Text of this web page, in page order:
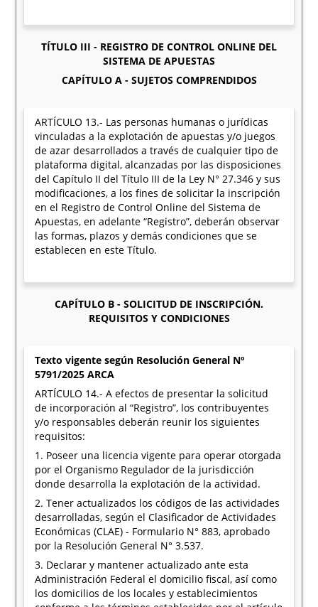
TÍTULO III - REGISTRO DE CONTROL ONLINE DEL
SISTEMA DE APUESTAS
CAPÍTULO A - SUJETOS COMPRENDIDOS
ARTÍCULO 13.- Las personas humanas o jurídicas
vinculadas a la explotación de apuestas y/o juegos
de azar desarrollados a través de cualquier tipo de
plataforma digital, alcanzadas por las disposiciones
del Capítulo II del Título III de la Ley N° 27.346 y sus
modificaciones, a los fines de solicitar la inscripción
en el Registro de Control Online del Sistema de
Apuestas, en adelante “Registro”, deberán observar
las formas, plazos y demás condiciones que se
establecen en este Título.
CAPÍTULO B - SOLICITUD DE INSCRIPCIÓN.
REQUISITOS Y CONDICIONES
Texto vigente según Resolución General Nº
5791/2025 ARCA
ARTÍCULO 14.- A efectos de presentar la solicitud
de incorporación al “Registro”, los contribuyentes
y/o responsables deberán reunir los siguientes
requisitos:
1. Poseer una licencia vigente para operar otorgada
por el Organismo Regulador de la jurisdicción
donde desarrolla la explotación de la actividad.
2. Tener actualizados los códigos de las actividades
desarrolladas, según el Clasificador de Actividades
Económicas (CLAE) - Formulario N° 883, aprobado
por la Resolución General N° 3.537.
3. Declarar y mantener actualizado ante esta
Administración Federal el domicilio fiscal, así como
los domicilios de los locales y establecimientos